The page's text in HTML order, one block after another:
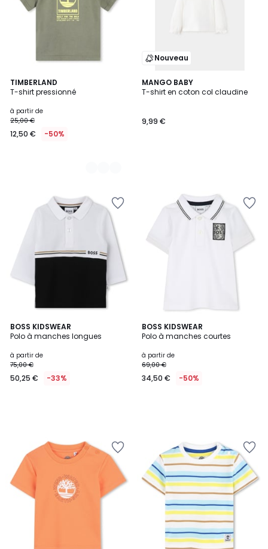
TIMBERLAND
T-shirt pressionné
à partir de
25,00 €
12,50 € -50%
5
Couleurs
Nouveau
MANGO BABY
T-shirt en coton col claudine
9,99 €
BOSS KIDSWEAR
Polo à manches longues
à partir de
75,00 €
50,25 € -33%
BOSS KIDSWEAR
Polo à manches courtes
à partir de
69,00 €
34,50 € -50%